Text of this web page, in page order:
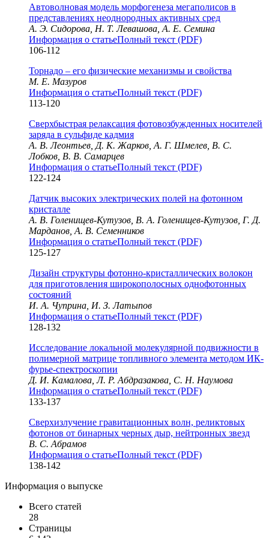
Автоволновая модель морфогенеза мегаполисов в
представлениях неоднородных активных сред
А. Э. Сидорова, Н. Т. Левашова, А. Е. Семина
Информация о статьеПолный текст (PDF)
106-112
Торнадо – его физические механизмы и свойства
М. Е. Мазуров
Информация о статьеПолный текст (PDF)
113-120
Сверхбыстрая релаксация фотовозбужденных носителей
заряда в сульфиде кадмия
А. В. Леонтьев, Д. К. Жарков, А. Г. Шмелев, В. С.
Лобков, В. В. Самарцев
Информация о статьеПолный текст (PDF)
122-124
Датчик высоких электрических полей на фотонном
кристалле
А. В. Голенищев-Кутузов, В. А. Голенищев-Кутузов, Г. Д.
Марданов, А. В. Семенников
Информация о статьеПолный текст (PDF)
125-127
Дизайн структуры фотонно-кристаллических волокон
для приготовления широкополосных однофотонных
состояний
И. А. Чуприна, И. З. Латыпов
Информация о статьеПолный текст (PDF)
128-132
Исследование локальной молекулярной подвижности в
полимерной матрице топливного элемента методом ИК-
фурье-спектроскопии
Д. И. Камалова, Л. Р. Абдразакова, С. Н. Наумова
Информация о статьеПолный текст (PDF)
133-137
Сверхизлучение гравитационных волн, реликтовых
фотонов от бинарных черных дыр, нейтронных звезд
В. С. Абрамов
Информация о статьеПолный текст (PDF)
138-142
Информация о выпуске
Всего статей
28
Страницы